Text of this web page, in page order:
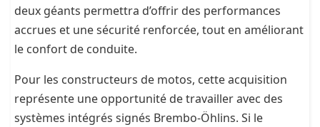
deux géants permettra d’offrir des performances
accrues et une sécurité renforcée, tout en améliorant
le confort de conduite.
Pour les constructeurs de motos, cette acquisition
représente une opportunité de travailler avec des
systèmes intégrés signés Brembo-Öhlins. Si le